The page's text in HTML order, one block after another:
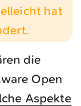
hat
die
Open
Aspekte